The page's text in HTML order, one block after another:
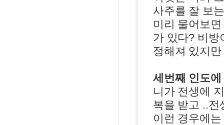
사주를 잘 보
미리 물어보
가 있다? 비방
정해져 있지
세번째 인도
니가 전생에
복을 받고 ..전
이런 경우에